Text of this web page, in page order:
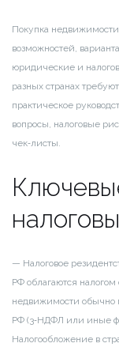
Покупка
возможностей,
юридические и
разных странах
практическое
вопросы, налоговые
чек‑листы.
— Налоговое
РФ облагаются
недвижимости обычно
РФ (3‑НДФЛ или иные
Налогообложение в